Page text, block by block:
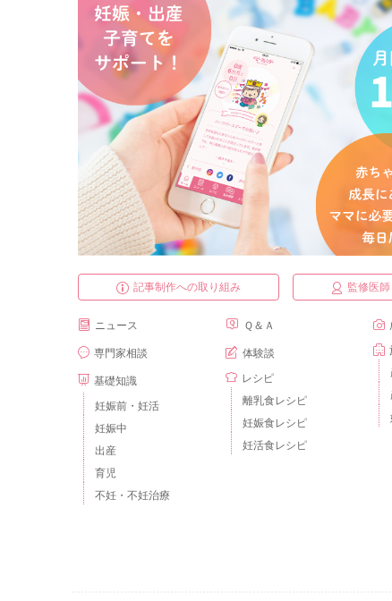
記事制作への取り組み 監修医
ニュース
専門家相談
基礎知識
妊娠前・妊活
妊娠中
出産
育児
不妊・不妊治療
Ｑ＆Ａ
体験談
レシピ
離乳食レシピ
妊娠食レシピ
妊活食レシピ